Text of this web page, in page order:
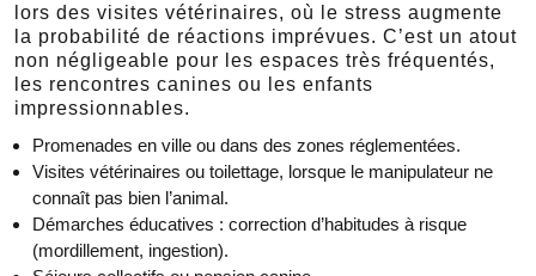
lors des visites vétérinaires, où le stress augmente
la probabilité de réactions imprévues. C’est un atout
non négligeable pour les espaces très fréquentés,
les rencontres canines ou les enfants
impressionnables.
Promenades en ville ou dans des zones réglementées.
Visites vétérinaires ou toilettage, lorsque le manipulateur ne
connaît pas bien l’animal.
Démarches éducatives : correction d’habitudes à risque
(mordillement, ingestion).